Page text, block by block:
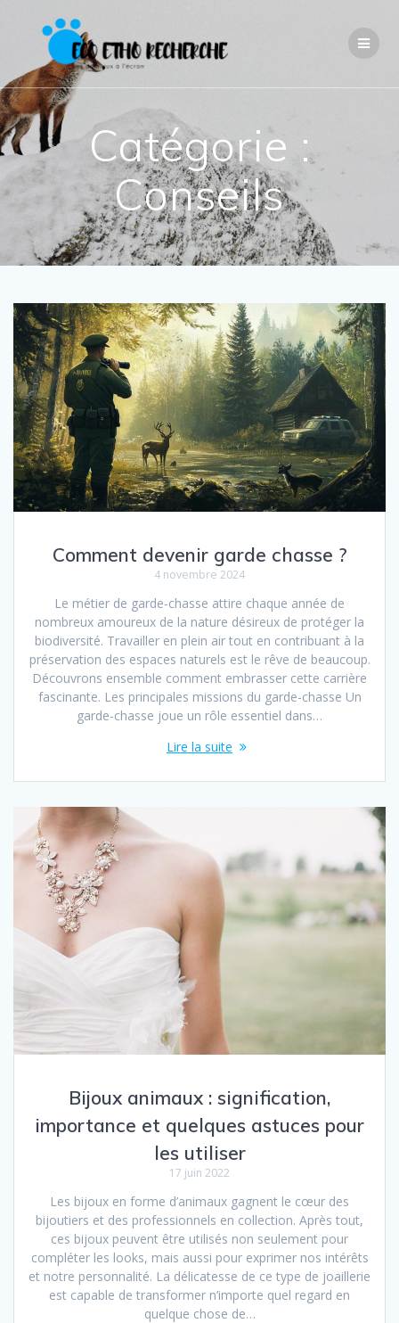
contenu
Catégorie :
Conseils
Comment devenir garde chasse ?
4 novembre 2024
Le métier de garde-chasse attire chaque année de
nombreux amoureux de la nature désireux de protéger la
biodiversité. Travailler en plein air tout en contribuant à la
préservation des espaces naturels est le rêve de beaucoup.
Découvrons ensemble comment embrasser cette carrière
fascinante. Les principales missions du garde-chasse Un
garde-chasse joue un rôle essentiel dans…
Lire la suite
Bijoux animaux : signification,
importance et quelques astuces pour
les utiliser
17 juin 2022
Les bijoux en forme d’animaux gagnent le cœur des
bijoutiers et des professionnels en collection. Après tout,
ces bijoux peuvent être utilisés non seulement pour
compléter les looks, mais aussi pour exprimer nos intérêts
et notre personnalité. La délicatesse de ce type de joaillerie
est capable de transformer n’importe quel regard en
quelque chose de…